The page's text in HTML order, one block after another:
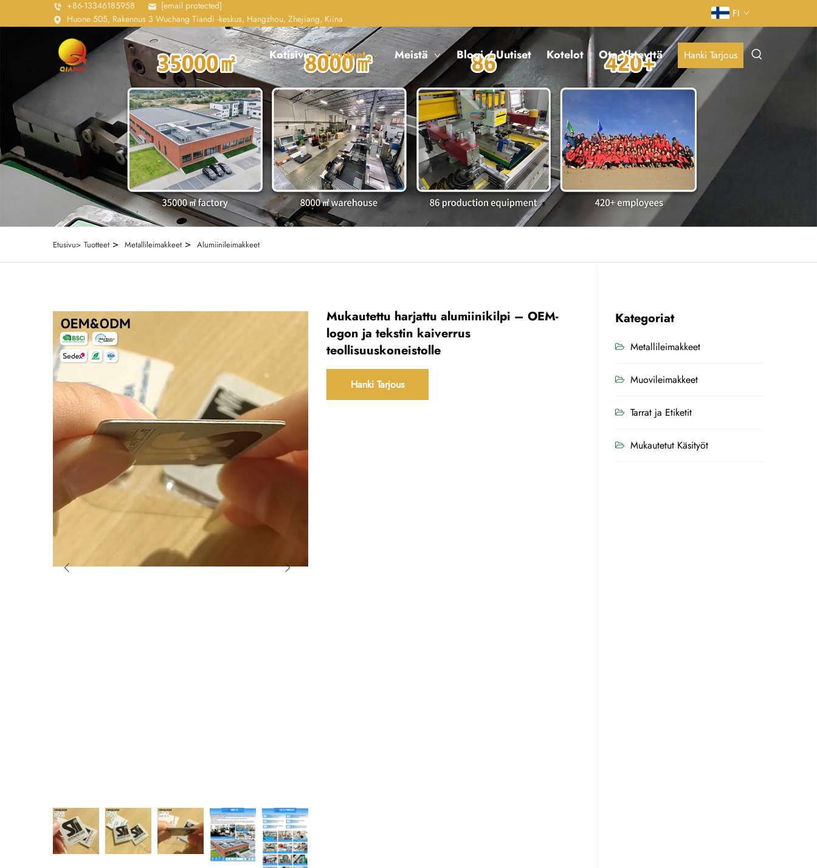
+86-13346185958
[email protected]
Huone 505, Rakennus 3 Wuchang Tiandi -keskus, Hangzhou, Zhejiang, Kiina
FI
Kotisivu Tuotteet Meistä Blogi / Uutiset Kotelot Ota Yhteyttä Hanki Tarjous
Etusivu> Tuotteet > Metallileimakkeet > Alumiinileimakkeet
Mukautettu harjattu alumiinikilpi – OEM-
logon ja tekstin kaiverrus
teollisuuskoneistolle
Hanki Tarjous
Kategoriat
Metallileimakkeet
Muovileimakkeet
Tarrat ja Etiketit
Mukautetut Käsityöt